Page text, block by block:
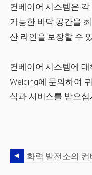
컨베이어 시스템은
가능한 바닥 공간을
산 라인을 보장할 수
컨베이어 시스템에
Welding에 문의하여
식과 서비스를 받으십